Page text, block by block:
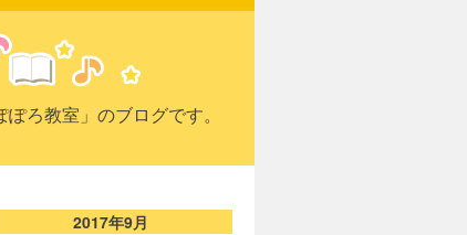
ろ教室」のブログです。
2017年9月